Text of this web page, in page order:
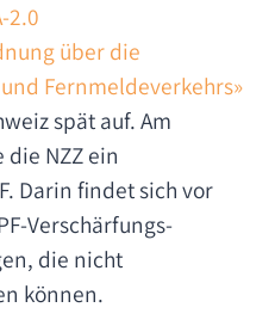
2.0
über die
Fernmeldeverkehrs»
spät auf. Am
NZZ ein
Darin findet sich vor
Verschärfungs-
die nicht
können.